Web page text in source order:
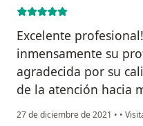
Excelente
inmensamente su
agradecida por su
de la atención hacia
27 de diciembre de 2021 • •